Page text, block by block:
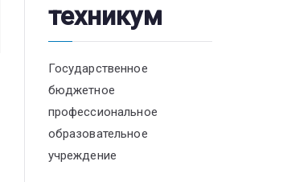
техникум
Государственное
бюджетное
профессиональное
образовательное
учреждение